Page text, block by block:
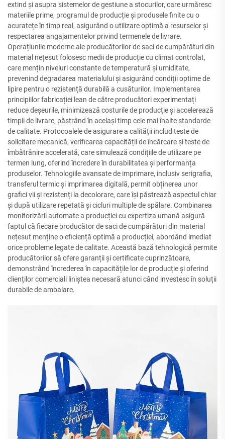
extind și asupra sistemelor de gestiune a stocurilor, care urmăresc
materiile prime, programul de producție și produsele finite cu o
acuratețe în timp real, asigurând o utilizare optimă a resurselor și
respectarea angajamentelor privind termenele de livrare.
Operațiunile moderne ale producătorilor de saci de cumpărături din
material nețesut folosesc medii de producție cu climat controlat,
care mențin niveluri constante de temperatură și umiditate,
prevenind degradarea materialului și asigurând condiții optime de
lipire pentru o rezistență durabilă a cusăturilor. Implementarea
principiilor fabricației lean de către producători experimentați
reduce deșeurile, minimizează costurile de producție și accelerează
timpii de livrare, păstrând în același timp cele mai înalte standarde
de calitate. Protocoalele de asigurare a calității includ teste de
solicitare mecanică, verificarea capacității de încărcare și teste de
îmbătrânire accelerată, care simulează condițiile de utilizare pe
termen lung, oferind încredere în durabilitatea și performanța
produselor. Tehnologiile avansate de imprimare, inclusiv serigrafia,
transferul termic și imprimarea digitală, permit obținerea unor
grafici vii și rezistenți la decolorare, care își păstrează aspectul chiar
și după utilizare repetată și cicluri multiple de spălare. Combinarea
monitorizării automate a producției cu expertiza umană asigură
faptul că fiecare producător de saci de cumpărături din material
nețesut menține o eficiență optimă a producției, abordând imediat
orice probleme legate de calitate. Această bază tehnologică permite
producătorilor să ofere garanții și certificate cuprinzătoare,
demonstrând încrederea în capacitățile lor de producție și oferind
clienților comerciali liniștea necesară atunci când investesc în soluții
durabile de ambalare.